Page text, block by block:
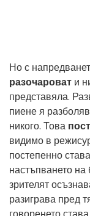
Но с
разочароват и
представяла.
пиене я
никого. Това
видимо в
постепенно
настъпването на
зрителят
разиграва пред